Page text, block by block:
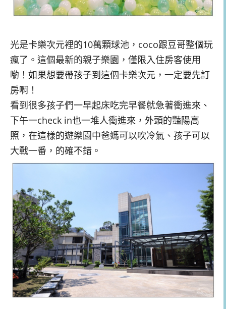
光是卡樂次元裡的10萬顆球池，coco跟豆哥整個玩
瘋了。這個最新的親子樂園，僅限入住房客使用
喲！如果想要帶孩子到這個卡樂次元，一定要先訂
房啊！
看到很多孩子們一早起床吃完早餐就急著衝進來、
下午一check in也一堆人衝進來，外頭的豔陽高
照，在這樣的遊樂園中爸媽可以吹冷氣、孩子可以
大戰一番，的確不錯。